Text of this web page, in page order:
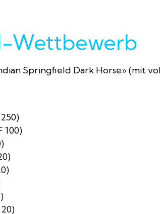
Wettbewerb
Springfield Dark Horse» (mit
100)